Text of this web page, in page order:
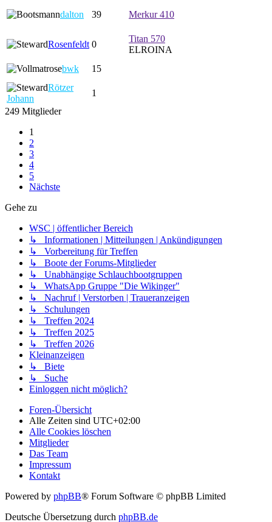
dalton 39 Merkur 410
Rosenfeldt 0
Titan 570
ELROINA
bwk
15
Rötzer
Johann
1
249 Mitglieder
1
2
3
4
5
Nächste
Gehe zu
WSC | öffentlicher Bereich
↳ Informationen | Mitteilungen | Ankündigungen
↳ Vorbereitung für Treffen
↳ Boote der Forums-Mitglieder
↳ Unabhängige Schlauchbootgruppen
↳ WhatsApp Gruppe "Die Wikinger"
↳ Nachruf | Verstorben | Traueranzeigen
↳ Schulungen
↳ Treffen 2024
↳ Treffen 2025
↳ Treffen 2026
Kleinanzeigen
↳ Biete
↳ Suche
Einloggen nicht möglich?
Foren-Übersicht
Alle Zeiten sind UTC+02:00
Alle Cookies löschen
Mitglieder
Das Team
Impressum
Kontakt
Powered by phpBB® Forum Software © phpBB Limited
Deutsche Übersetzung durch phpBB.de